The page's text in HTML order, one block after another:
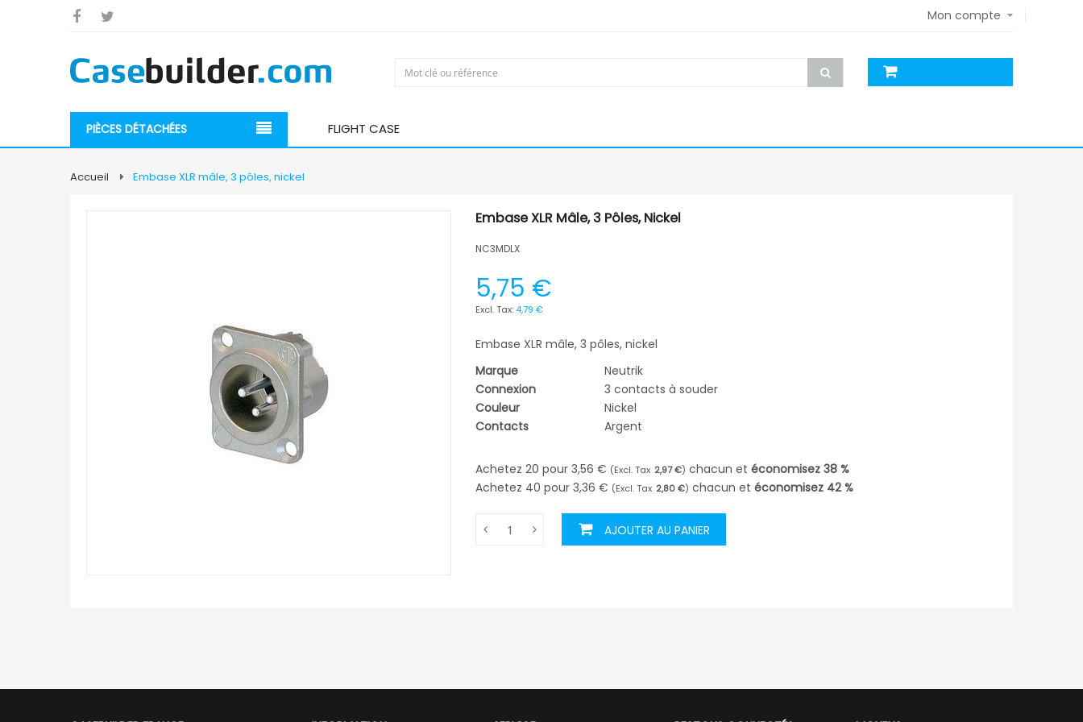
Mon compte
PIÈCES DÉTACHÉES FLIGHT CASE
Accueil Embase XLR mâle, 3 pôles, nickel
Embase XLR Mâle, 3 Pôles, Nickel
NC3MDLX
5,75 €
4,79 €
Embase XLR mâle, 3 pôles, nickel
Marque
Neutrik
Connexion
3 contacts à souder
Couleur
Nickel
Contacts
Argent
Achetez 20 pour3,56 € 2,97 € chacun etéconomisez38 %
Achetez 40 pour3,36 € 2,80 € chacun etéconomisez 42%
AJOUTER AU PANIER